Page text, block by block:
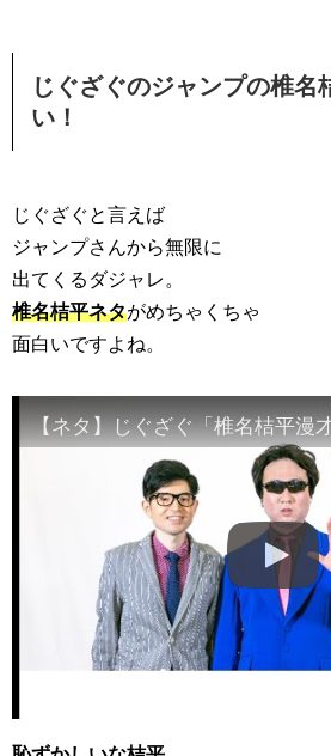
じぐざぐのジャンプの椎名
い！
じぐざぐと言えば
ジャンプさんから無限に
出てくるダジャレ。
椎名桔平ネタがめちゃくちゃ
面白いですよね。
【ネタ】じぐざぐ「椎名桔平漫才